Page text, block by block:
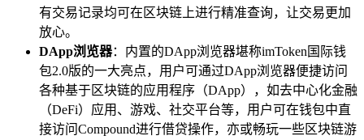
有交易记录均可在区块链上进行精准查询，让交易更加
放心。
DApp浏览器：内置的DApp浏览器堪称imToken国际钱
包2.0版的一大亮点，用户可通过DApp浏览器便捷访问
各种基于区块链的应用程序（DApp），如去中心化金融
（DeFi）应用、游戏、社交平台等，用户可在钱包中直
接访问Compound进行借贷操作，亦或畅玩一些区块链游